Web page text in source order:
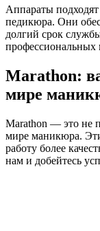
Аппараты
педикюра. Они
долгий срок
профессиональных
Marathon:
мире
Marathon — это не
мире маникюра.
работу более
нам и добейтесь